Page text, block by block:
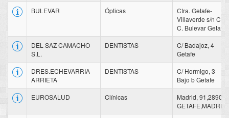
BULEVAR
Ópticas
Ctra. Getafe-
Villaverde s/n C.
C. Bulevar Getafe
DEL SAZ CAMACHO
S.L.
DENTISTAS
C/ Badajoz, 4
Getafe
DRES.ECHEVARRIA
ARRIETA
DENTISTAS
C/ Hormigo, 3
Bajo b Getafe
EUROSALUD
Clínicas
Madrid, 91,28902
GETAFE,MADRID